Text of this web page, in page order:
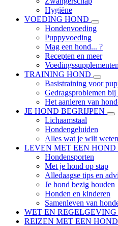
Hygiëne
VOEDING HOND
Hondenvoeding
Puppyvoeding
Mag een hond... ?
Recepten en meer
TRAINING HOND
Basistraining voor
Gedragsproblemen bij
Het aanleren van
JE HOND BEGRIJPEN
Lichaamstaal
Hondengeluiden
Alles wat je wilt
LEVEN MET EEN HOND
Hondensporten
Met je hond op stap
Alledaagse tips en
Je hond bezig houden
Honden en kinderen
Samenleven van
WET EN
REIZEN MET EEN HOND